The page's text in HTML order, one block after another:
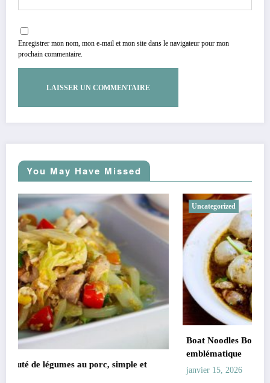
Enregistrer mon nom, mon e-mail et mon site dans le navigateur pour mon
prochain commentaire.
You May Have Missed
Uncategorized
Boat Noodles Bowl Thai : la soupe thaïlandaise intense et
janvier 15, 2026 Lakkhana